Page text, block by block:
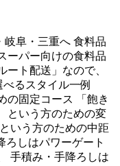
岐阜・三重へ 食料品
ーパー向けの食料品
ト配送」なので、
るスタイル一例
の固定コース 「飽き
という方のための変
いう方のための中距
ろしはパワーゲート
手積み・手降ろしは